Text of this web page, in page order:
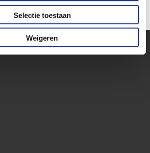
Selectie toestaan
Weigeren
€ 20,62